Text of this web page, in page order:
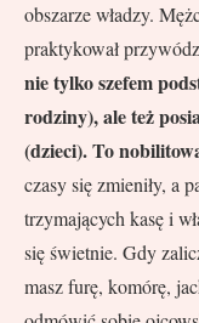
obszarze władzy.
praktykował
nie tylko szefem
rodziny), ale też
(dzieci). To
czasy się zmieniły, a
trzymających kasę i
się świetnie. Gdy
masz furę, komórę,